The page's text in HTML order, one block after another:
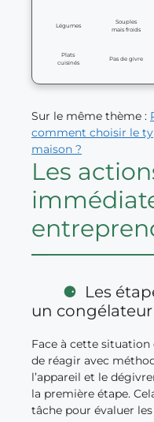
Légumes
Souples
mais froids
Plats
cuisinés
Pas de givre
Sur le même thème :
comment choisir le
maison ?
Les
Les
un
Face à cette
de réagir avec
l’appareil et le
la première étape.
tâche pour évaluer